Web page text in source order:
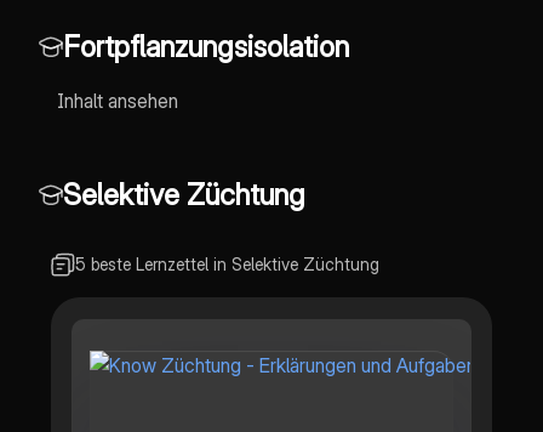
Fortpflanzungsisolation
Inhalt ansehen
Selektive Züchtung
5 beste Lernzettel in Selektive Züchtung